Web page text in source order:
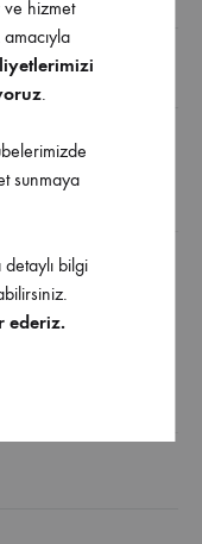
hizmet
.
sunmaya
bilgi
ederiz.